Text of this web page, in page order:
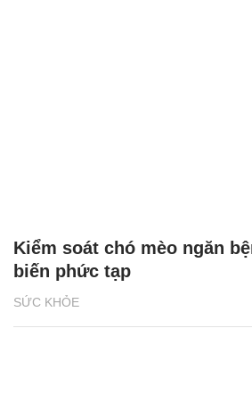
SỨC KHỎE
Kiểm soát chó mèo ngăn
biến phức tạp